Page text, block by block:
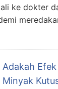
ke dokter
Adakah
Minyak